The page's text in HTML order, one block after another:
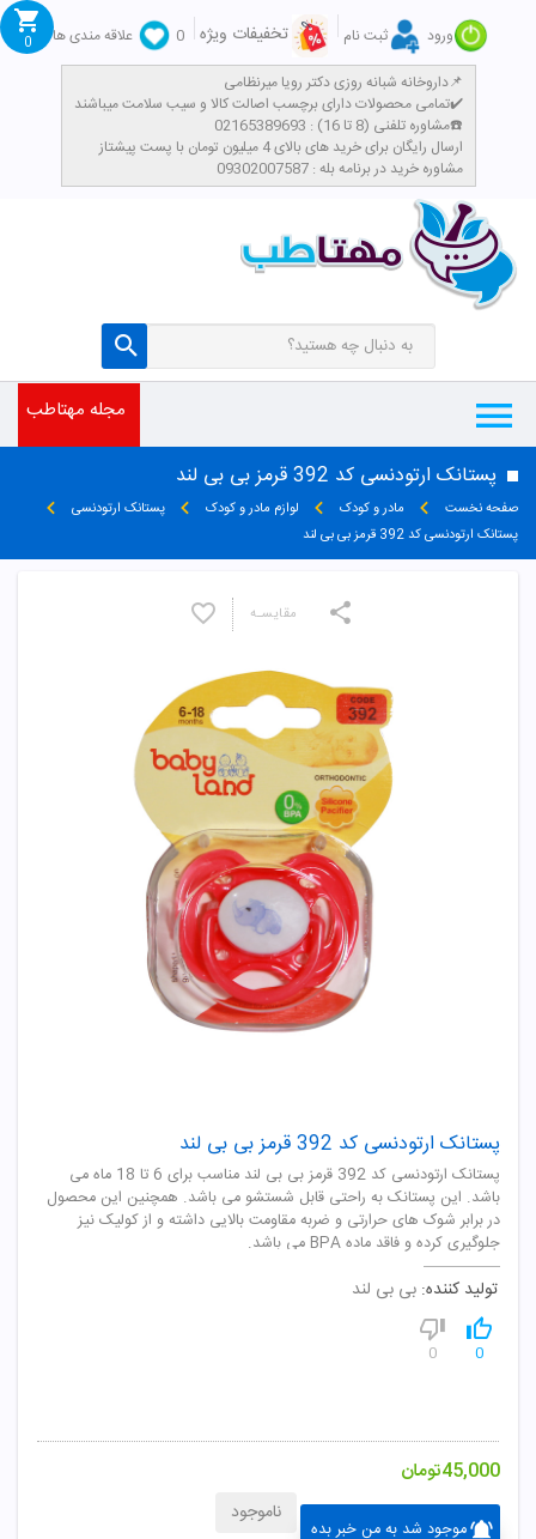
ورود ثبت نام تخفیفات ویژه 0
علاقه مندی ها
داروخانه شبانه روزی دکتر رویا میرنظامی📌
تمامی محصولات دارای برچسب اصالت کالا و سیب سلامت میباشند✔️
مشاوره تلفنی (8 تا 16) : 02165389693☎️
​ارسال رایگان برای خرید های بالای 4 میلیون تومان با پست پیشتاز
مشاوره خرید در برنامه بله : 09302007587
0
مجله مهتاطب
پستانک ارتودنسی کد 392 قرمز بی بی لند
صفحه نخست مادر و کودک لوازم مادر و کودک
پستانک ارتودنسی
پستانک ارتودنسی کد 392 قرمز بی بی لند
پستانک ارتودنسی کد 392 قرمز بی بی لند
پستانک ارتودنسی کد 392 قرمز بی بی لند مناسب برای 6 تا 18 ماه می
باشد. این پستانک به راحتی قابل شستشو می باشد. همچنین این محصول
در برابر شوک های حرارتی و ضربه مقاومت بالایی داشته و از کولیک نیز
جلوگیری کرده و فاقد ماده BPA می باشد.
تولید کننده: بی بی لند
0
0
45,000تومان
موجود شد به من خبر بده
ناموجود
مقایسـه